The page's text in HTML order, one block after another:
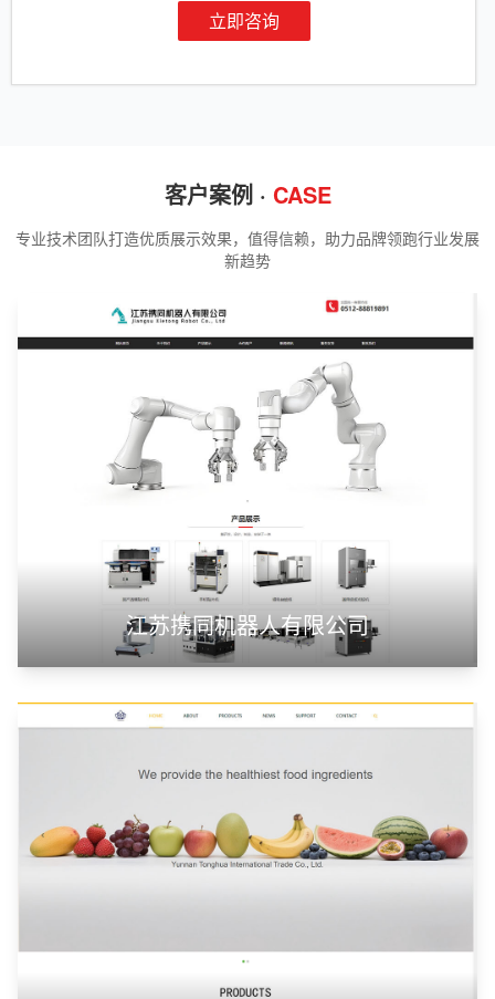
立即咨询
客户案例 · CASE
专业技术团队打造优质展示效果，值得信赖，助力品牌领跑行业发展
新趋势
江苏携同机器人有限公司